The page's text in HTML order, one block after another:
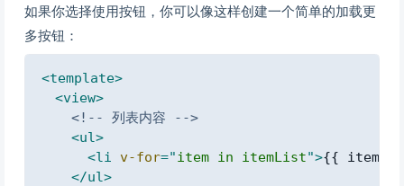
如果你选择使用按钮，你可以像这样创建一个简单的加载更
多按钮：
<template>
<view>
<!-- 列表内容 -->
<ul>
<li v-for="item in itemList">{{ item }}
</ul>